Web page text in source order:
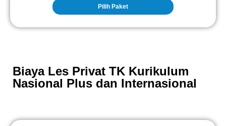
Pilih Paket
Biaya Les Privat TK Kurikulum
Nasional Plus dan Internasional